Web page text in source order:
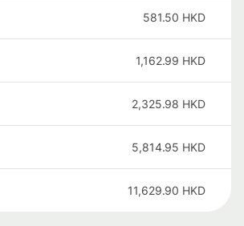
581.50 HKD
1,162.99 HKD
2,325.98 HKD
5,814.95 HKD
11,629.90 HKD